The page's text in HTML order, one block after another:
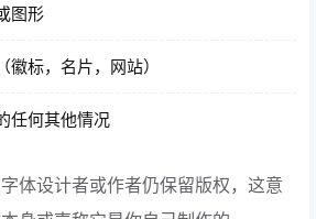
图形
徽标，名片，网站）
任何其他情况
体设计者或作者仍保留版权，这意